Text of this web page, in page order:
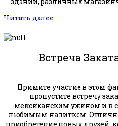
Читать далее
Встреча
Примите участие в этом
пропустите встречу
мексиканским ужином и в
любимым напитком.
приобретение новых друзей,